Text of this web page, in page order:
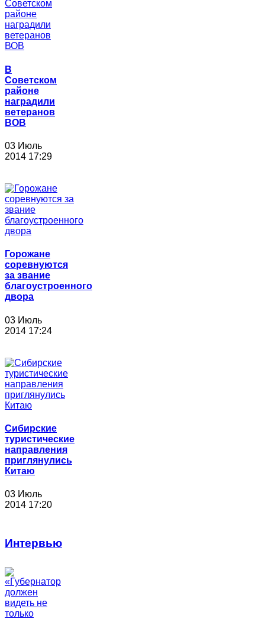
В
Советском
районе
наградили
ветеранов
ВОВ
03 Июль
2014 17:29
Горожане
соревнуются
за звание
благоустроенного
двора
03 Июль
2014 17:24
Сибирские
туристические
направления
приглянулись
Китаю
03 Июль
2014 17:20
Интервью